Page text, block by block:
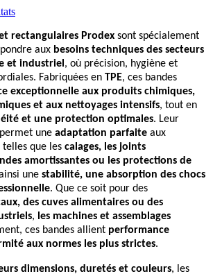
rectangulaires Prodex sont spécialement
aux besoins techniques des secteurs
et industriel , où précision, hygiène et
Fabriquées en TPE, ces bandes
exceptionnelle aux produits chimiques,
et aux nettoyages intensifs, tout en
et une protection optimales. Leur
une adaptation parfaite aux
que les calages, les joints
amortissantes ou les protections de
une stabilité, une absorption des chocs
. Que ce soit pour des
des cuves alimentaires ou des
, les machines et assemblages
, ces bandes allient performance
aux normes les plus strictes.
dimensions, duretés et couleurs, les